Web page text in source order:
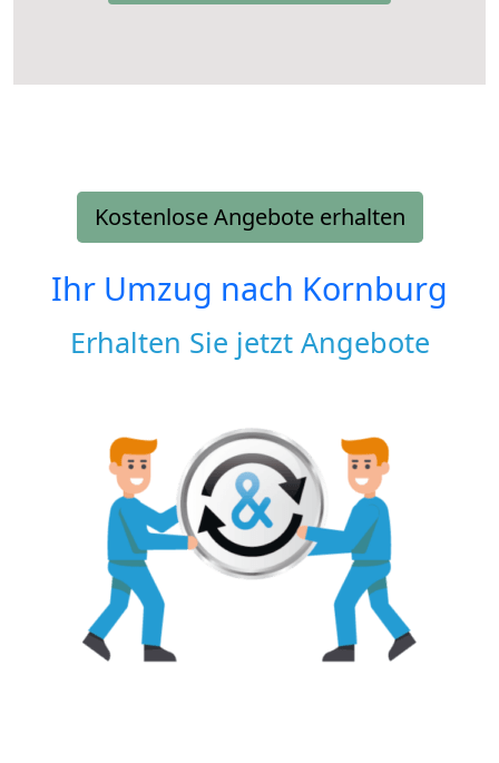
Kostenlose Angebote erhalten
Ihr Umzug nach Kornburg
Erhalten Sie jetzt Angebote